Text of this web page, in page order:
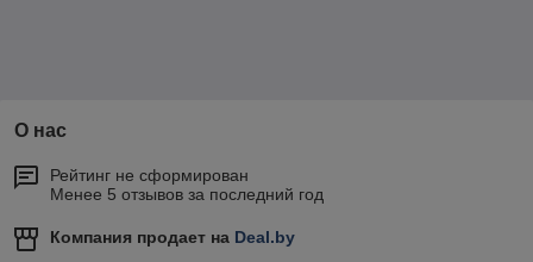
О нас
Рейтинг не сформирован
Менее 5 отзывов за последний год
Компания продает на Deal.by